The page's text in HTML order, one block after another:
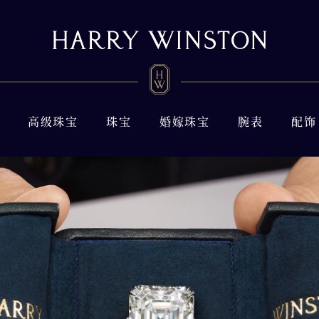
高级珠宝 珠宝 婚嫁珠宝 腕表 配饰